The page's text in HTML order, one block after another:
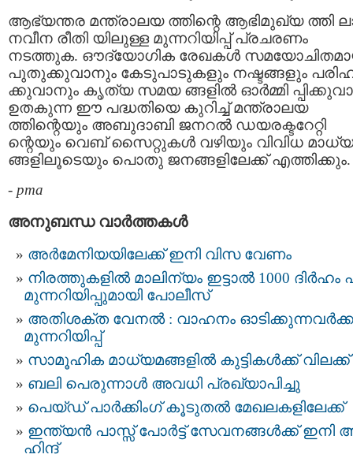
ആഭ്യന്തര മന്ത്രാലയ ത്തിന്റെ ആഭിമുഖ്യ ത്തി
നവീന രീതി യിലുള്ള മുന്നറിയിപ്പ് പ്രചരണം
നടത്തുക. ഔദ്യോഗിക രേഖകള്‍
പുതുക്കുവാനും കേടുപാടുകളും നഷ്ടങ്ങളും
ക്കുവാനും കൃത്യ സമയ ങ്ങളില്‍ ഓര്‍മ്മി
ഉതകുന്ന ഈ പദ്ധതിയെ കുറിച്ച് മന്ത്രാലയ
ത്തിന്റെയും അബുദാബി ജനറല്‍ ഡയരക്ടറേറ്റി
ന്റെയും വെബ് സൈറ്റുകള്‍ വഴിയും വിവിധ
ങ്ങളിലൂടെയും പൊതു ജനങ്ങളിലേക്ക് എത്തിക്കും.
- pma
അനുബന്ധ വാര്‍ത്തകള്‍
അർമേനിയയിലേക്ക് ഇനി വിസ വേണം
നിരത്തുകളിൽ മാലിന്യം ഇട്ടാൽ 1000 ദിർഹം
മുന്നറിയിപ്പുമായി പോലീസ്
അതിശക്ത വേനൽ : വാഹനം
മുന്നറിയിപ്പ്
സാമൂഹിക മാധ്യമങ്ങളിൽ കുട്ടികൾക്ക് വിലക്ക്
ബലി പെരുന്നാൾ അവധി പ്രഖ്യാപിച്ചു
പെയ്ഡ് പാർക്കിംഗ് കൂടുതൽ മേഖലകളിലേക്ക്
ഇന്ത്യന്‍ പാസ്സ്‌ പോർട്ട് സേവനങ്ങള്‍ക്ക് ഇനി
ഹിന്ദ്